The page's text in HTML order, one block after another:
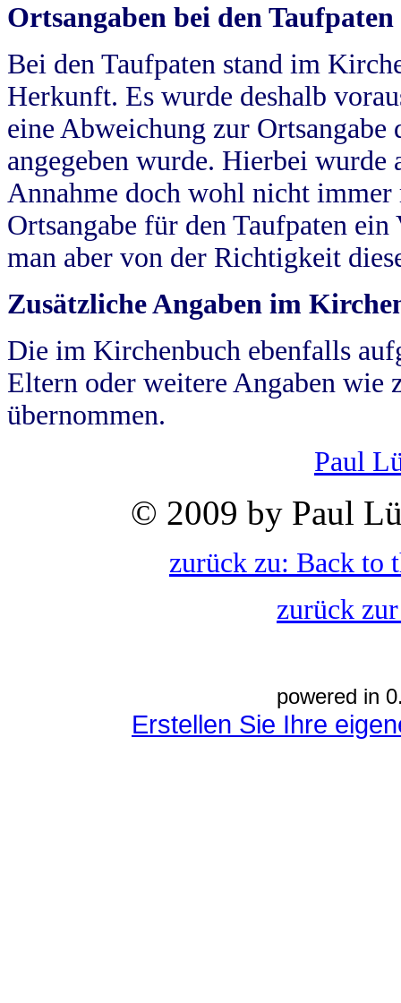
Ortsangaben bei den Taufpaten
Bei den Taufpaten stand im
Herkunft. Es wurde deshalb
eine Abweichung zur
angegeben wurde. Hierbei wurde
Annahme doch wohl nicht
Ortsangabe für den Taufpaten
man aber von der Richtigkeit
Zusätzliche Angaben im
Die im Kirchenbuch ebenfalls
Eltern oder weitere Angaben wie
übernommen.
Paul
© 2009 by Paul
zurück zu: Back to
zurück
powered in
Erstellen Sie Ihre